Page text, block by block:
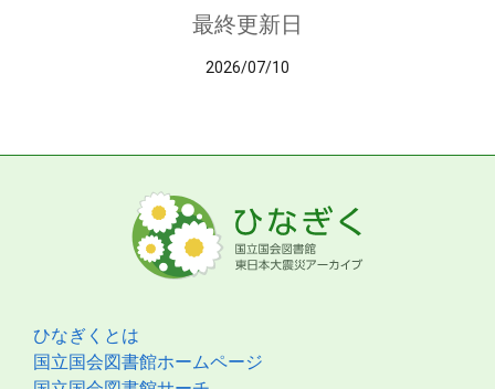
最終更新日
2026/07/10
ひなぎくとは
国立国会図書館ホームページ